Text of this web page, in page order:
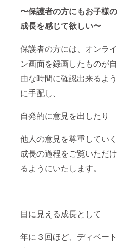
〜保護者の方にもお子様の
成長を感じて欲しい〜
保護者の方には、オンライ
ン画面を録画したものが自
由な時間に確認出来るよう
に手配し、
自発的に意見を出したり
他人の意見を尊重していく
成長の過程をご覧いただけ
るようにいたします。
目に見える成長として
年に３回ほど、ディベート